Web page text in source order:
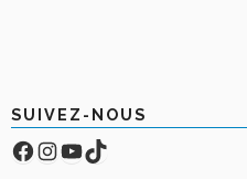
SUIVEZ-NOUS
Facebook
Compte Instagram
YouTube
TikTok